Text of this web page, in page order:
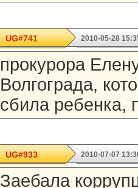
UG#741 2010-05-28
прокурора
Волгограда,
сбила ребенка,
UG#933 2010-07-07
Заебала